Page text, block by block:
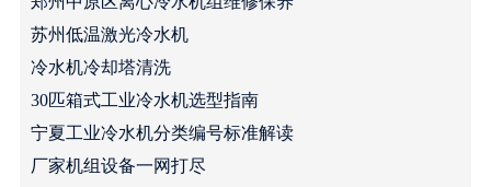
苏州低温激光冷水机
冷水机冷却塔清洗
30匹箱式工业冷水机选型指南
宁夏工业冷水机分类编号标准解读
厂家机组设备一网打尽